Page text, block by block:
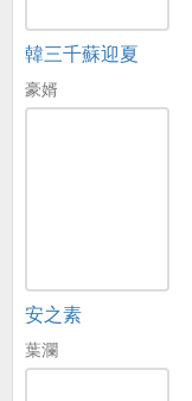
韓三千蘇迎夏
豪婿
安之素
葉瀾